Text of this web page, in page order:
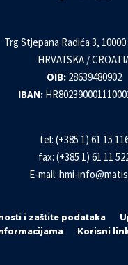
Trg Stjepana Radića 3, 10000
HRVATSKA /
OIB: 28639480902
IBAN:
tel: (+385 1) 61 15
fax: (+385 1) 61 11
E-mail: hmi-
i zaštite podataka
Korisni